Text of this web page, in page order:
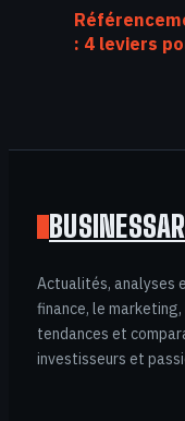
: 4 leviers
Actualités, analyses
finance, le
tendances et
investisseurs et